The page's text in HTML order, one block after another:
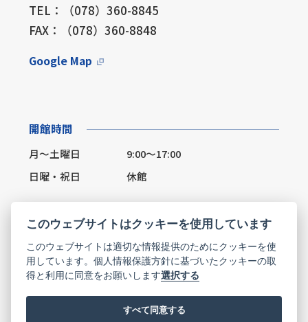
TEL：（078）360-8845
FAX：（078）360-8848
Google Map
開館時間
月～土曜日
9:00～17:00
日曜・祝日
休館
Facebook X(Twitter)
お問い合わせ
このウェブサイトはクッキーを使用しています
このウェブサイトは適切な情報提供のためにクッキーを使
用しています。個人情報保護方針に基づいたクッキーの取
得と利用に同意をお願いします選択する
すべて同意する